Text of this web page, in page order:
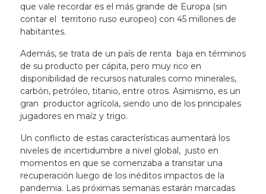
que vale recordar es el más grande de Europa (sin
contar el territorio ruso europeo) con 45 millones de
habitantes.
Además, se trata de un país de renta baja en términos
de su producto per cápita, pero muy rico en
disponibilidad de recursos naturales como minerales,
carbón, petróleo, titanio, entre otros. Asimismo, es un
gran productor agrícola, siendo uno de los principales
jugadores en maíz y trigo.
Un conflicto de estas características aumentará los
niveles de incertidumbre a nivel global, justo en
momentos en que se comenzaba a transitar una
recuperación luego de los inéditos impactos de la
pandemia. Las próximas semanas estarán marcadas